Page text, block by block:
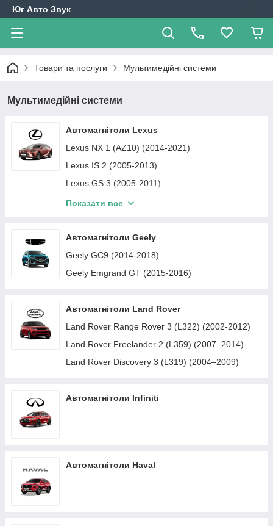
Юг Авто Звук
Товари та послуги Мультимедійні системи
Мультимедійні системи
Автомагнітоли Lexus
Lexus NX 1 (AZ10) (2014-2021)
Lexus IS 2 (2005-2013)
Lexus GS 3 (2005-2011)
Lexus CT (2010-2022)
Lexus RX
Lexus ES
Автомагнітоли Lexus GX
Показати все
Автомагнітоли Geely
Geely GC9 (2014-2018)
Geely Emgrand GT (2015-2016)
Автомагнітоли Land Rover
Land Rover Range Rover 3 (L322) (2002-2012)
Land Rover Freelander 2 (L359) (2007–2014)
Land Rover Discovery 3 (L319) (2004–2009)
Автомагнітоли Infiniti
Автомагнітоли Haval